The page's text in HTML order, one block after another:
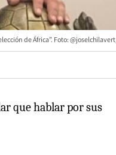
de África”. Foto: @joselchilavert_
que hablar por sus